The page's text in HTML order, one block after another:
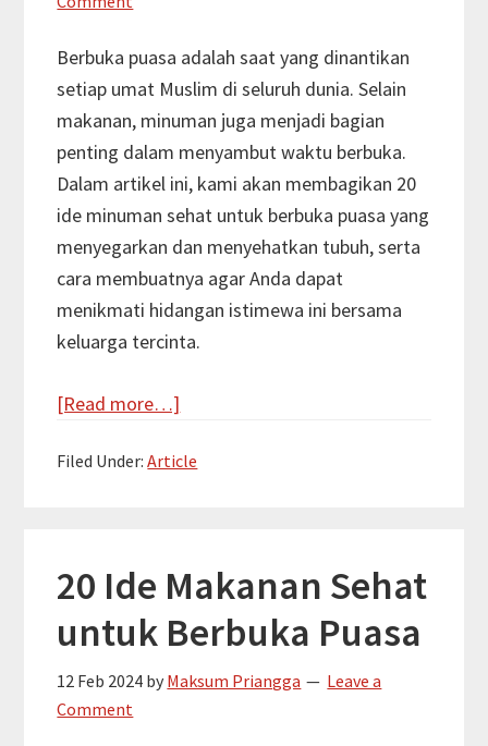
Berbuka puasa adalah saat yang dinantikan
setiap umat Muslim di seluruh dunia. Selain
makanan, minuman juga menjadi bagian
penting dalam menyambut waktu berbuka.
Dalam artikel ini, kami akan membagikan 20
ide minuman sehat untuk berbuka puasa yang
menyegarkan dan menyehatkan tubuh, serta
cara membuatnya agar Anda dapat
menikmati hidangan istimewa ini bersama
keluarga tercinta.
[Read more…]
Ide
Berbuka
Puasa:
yang
Filed Under:Article
20 Ide Makanan Sehat
untuk Berbuka Puasa
12 Feb 2024 by Maksum Priangga
Leave a
Comment